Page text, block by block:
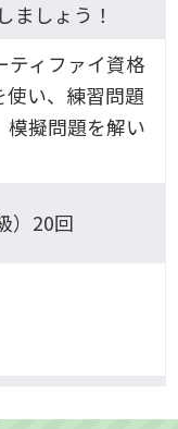
ましょう！
ティファイ資格
い、練習問題
模擬問題を解い
）20回